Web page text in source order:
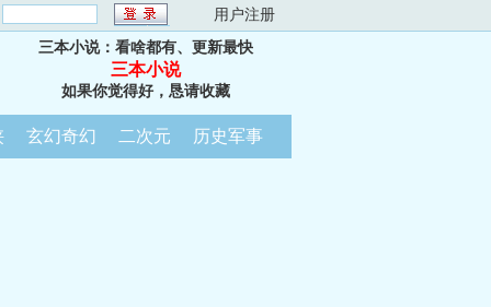
用户注册
三本小说：看啥都有、更新最快
三本小说
如果你觉得好，恳请收藏
玄幻奇幻 二次元 历史军事